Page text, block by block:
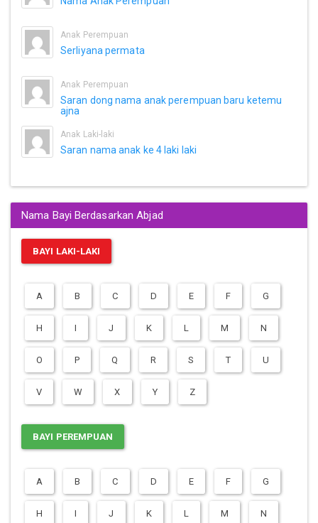
Anak Perempuan
Serliyana permata
Anak Perempuan
Saran dong nama anak perempuan baru ketemu
ajna
Anak Laki-laki
Saran nama anak ke 4 laki laki
Nama Bayi Berdasarkan Abjad
BAYI LAKI-LAKI
A B C D E F G
H I J K L M N
O P Q R S T U
V W X Y Z
BAYI PEREMPUAN
A B C D E F G
H I J K L M N